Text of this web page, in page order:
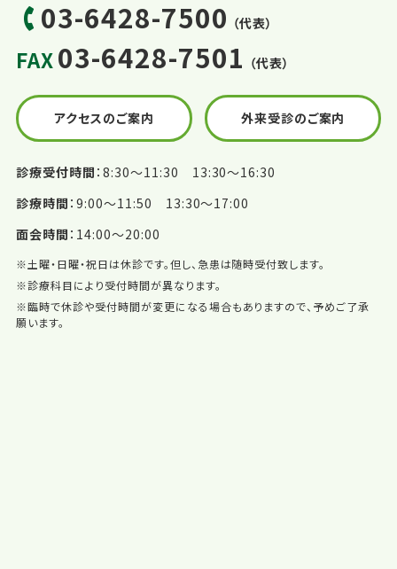
03-6428-7500 （代表）
FAX03-6428-7501 （代表）
アクセスのご案内 外来受診のご案内
診療受付時間 8:30〜11:30 13:30〜16:30
診療時間 9:00〜11:50 13:30〜17:00
面会時間 14:00〜20:00
※土曜・日曜・祝日は休診です。但し、急患は随時受付致します。
※診療科目により受付時間が異なります。
※臨時で休診や受付時間が変更になる場合もありますので、予めご了承
願います。